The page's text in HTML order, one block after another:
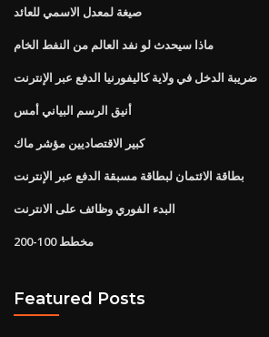
صيغة لمعدل الاسمي للعائد
ماذا سيحدث لو نفد العالم من النفط الخام
ضريبة الدخل في ولاية كاليفورنيا الدفع عبر الإنترنت
أنيق الرسم البياني أمس
كبير الاقتصاديين مؤشر ماك
بطاقة الائتمان لبطاقة مسبقة الدفع عبر الإنترنت
البدء الفوري وظائف على الانترنت
مخطط 100-200
Featured Posts